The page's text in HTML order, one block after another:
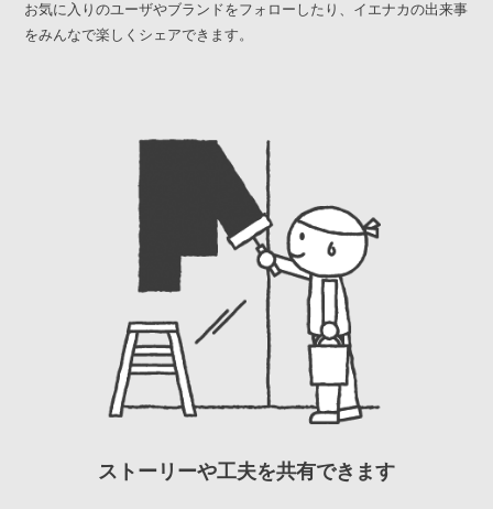
お気に入りのユーザやブランドをフォローしたり、イエナカの出来事
をみんなで楽しくシェアできます。
ストーリーや工夫を共有できます